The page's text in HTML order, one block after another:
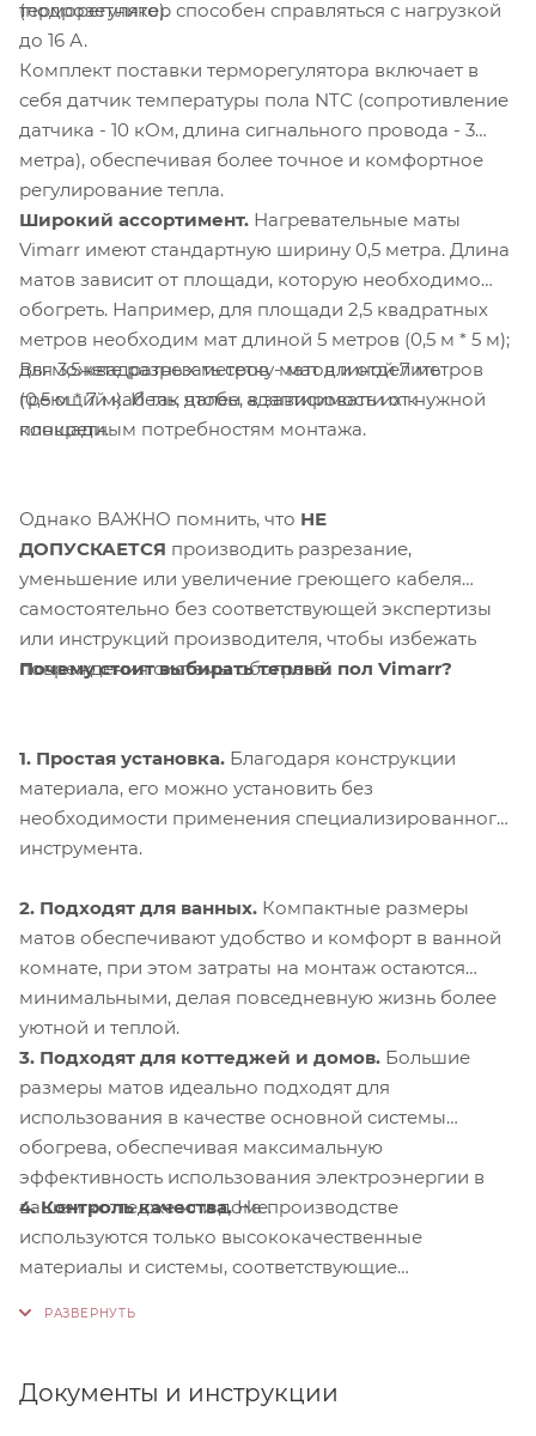
терморегулятор способен справляться с нагрузкой
до 16 А.
(подрозетнике).
Комплект поставки терморегулятора включает в
себя датчик температуры пола NTC (сопротивление
датчика - 10 кОм, длина сигнального провода - 3
метра), обеспечивая более точное и комфортное
регулирование тепла.
Широкий ассортимент. Нагревательные маты
Vimarr имеют стандартную ширину 0,5 метра. Длина
матов зависит от площади, которую необходимо
обогреть. Например, для площади 2,5 квадратных
метров необходим мат длиной 5 метров (0,5 м * 5 м);
для 3,5 квадратных метров - мат длиной 7 метров
(0,5 м * 7 м). И так далее, в зависимости от нужной
площади.
Вы можете разрезать сетку матов и отделить
греющий кабель, чтобы адаптировать их к
конкретным потребностям монтажа.
Однако ВАЖНО помнить, что НЕ
ДОПУСКАЕТСЯ производить разрезание,
уменьшение или увеличение греющего кабеля
самостоятельно без соответствующей экспертизы
или инструкций производителя, чтобы избежать
повреждения системы обогрева.
Почему стоит выбирать теплый пол Vimarr?
1. Простая установка. Благодаря конструкции
материала, его можно установить без
необходимости применения специализированного
инструмента.
2. Подходят для ванных. Компактные размеры
матов обеспечивают удобство и комфорт в ванной
комнате, при этом затраты на монтаж остаются
минимальными, делая повседневную жизнь более
уютной и теплой.
3. Подходят для коттеджей и домов. Большие
размеры матов идеально подходят для
использования в качестве основной системы
обогрева, обеспечивая максимальную
эффективность использования электроэнергии в
вашем коттедже или доме.
4. Контроль качества.На производстве
используются только высококачественные
материалы и системы, соответствующие
Документы и инструкции